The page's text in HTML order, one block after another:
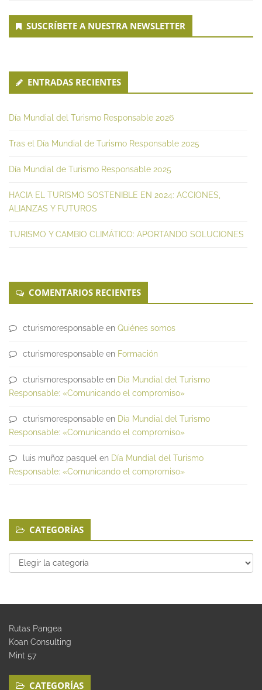
Secondary
Sidebar
SUSCRÍBETE A NUESTRA NEWSLETTER
ENTRADAS RECIENTES
Día Mundial del Turismo Responsable 2026
Tras el Día Mundial de Turismo Responsable 2025
Día Mundial de Turismo Responsable 2025
HACIA EL TURISMO SOSTENIBLE EN 2024: ACCIONES,
ALIANZAS Y FUTUROS
TURISMO Y CAMBIO CLIMÁTICO: APORTANDO SOLUCIONES
COMENTARIOS RECIENTES
cturismoresponsable en Quiénes somos
cturismoresponsable en Formación
cturismoresponsable en Día Mundial del Turismo
Responsable: «Comunicando el compromiso»
cturismoresponsable en Día Mundial del Turismo
Responsable: «Comunicando el compromiso»
luis muñoz pasquel en Día Mundial del Turismo
Responsable: «Comunicando el compromiso»
CATEGORÍAS
Categorías
Rutas Pangea
Koan Consulting
Mint 57
CATEGORÍAS